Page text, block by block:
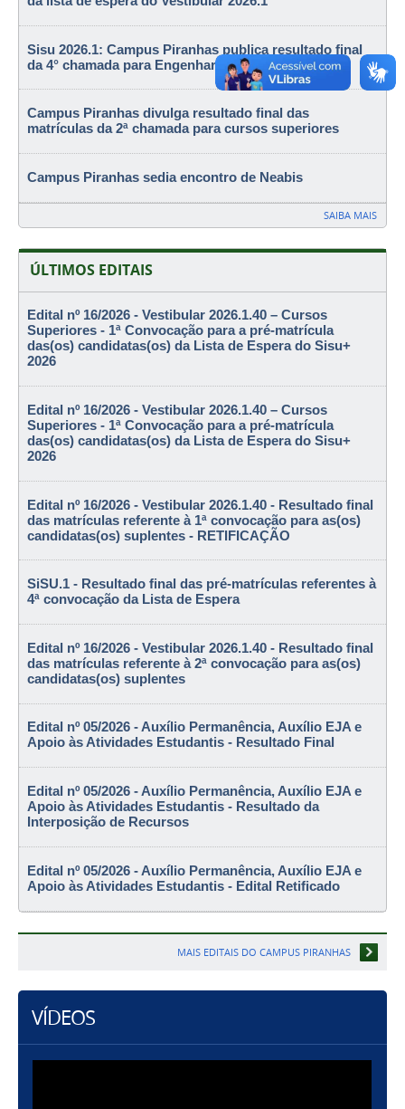
Sisu 2026.1: Campus Piranhas publica resultado final
da 4° chamada para Engenharia Agronômica
Campus Piranhas divulga resultado final das
matrículas da 2ª chamada para cursos superiores
Campus Piranhas sedia encontro de Neabis
SAIBA MAIS
ÚLTIMOS EDITAIS
Edital nº 16/2026 - Vestibular 2026.1.40 – Cursos
Superiores - 1ª Convocação para a pré-matrícula
das(os) candidatas(os) da Lista de Espera do Sisu+
2026
Edital nº 16/2026 - Vestibular 2026.1.40 – Cursos
Superiores - 1ª Convocação para a pré-matrícula
das(os) candidatas(os) da Lista de Espera do Sisu+
2026
Edital nº 16/2026 - Vestibular 2026.1.40 - Resultado final
das matrículas referente à 1ª convocação para as(os)
candidatas(os) suplentes - RETIFICAÇÃO
SiSU.1 - Resultado final das pré-matrículas referentes à
4ª convocação da Lista de Espera
Edital nº 16/2026 - Vestibular 2026.1.40 - Resultado final
das matrículas referente à 2ª convocação para as(os)
candidatas(os) suplentes
Edital nº 05/2026 - Auxílio Permanência, Auxílio EJA e
Apoio às Atividades Estudantis - Resultado Final
Edital nº 05/2026 - Auxílio Permanência, Auxílio EJA e
Apoio às Atividades Estudantis - Resultado da
Interposição de Recursos
Edital nº 05/2026 - Auxílio Permanência, Auxílio EJA e
Apoio às Atividades Estudantis - Edital Retificado
MAIS EDITAIS DO CAMPUS PIRANHAS
VÍDEOS